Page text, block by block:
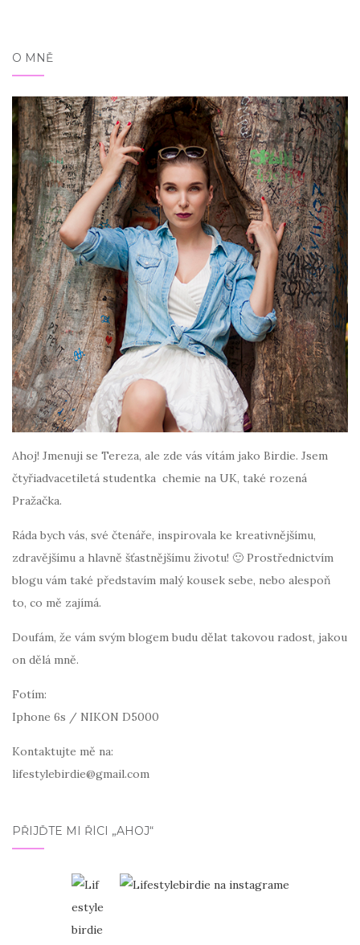
O MNĚ
Ahoj! Jmenuji se Tereza, ale zde vás vítám jako Birdie. Jsem
čtyřiadvacetiletá studentka chemie na UK, také rozená
Pražačka.
Ráda bych vás, své čtenáře, inspirovala ke kreativnějšímu,
zdravějšímu a hlavně šťastnějšímu životu! 🙂 Prostřednictvím
blogu vám také představím malý kousek sebe, nebo alespoň
to, co mě zajímá.
Doufám, že vám svým blogem budu dělat takovou radost, jakou
on dělá mně.
Fotím:
Iphone 6s / NIKON D5000
Kontaktujte mě na:
lifestylebirdie@gmail.com
PŘIJĎTE MI ŘÍCI „AHOJ“